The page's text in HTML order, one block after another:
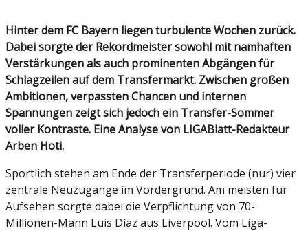
Hinter dem FC Bayern liegen turbulente Wochen zurück.
Dabei sorgte der Rekordmeister sowohl mit namhaften
Verstärkungen als auch prominenten Abgängen für
Schlagzeilen auf dem Transfermarkt. Zwischen großen
Ambitionen, verpassten Chancen und internen
Spannungen zeigt sich jedoch ein Transfer-Sommer
voller Kontraste. Eine Analyse von LIGABlatt-Redakteur
Arben Hoti.
Sportlich stehen am Ende der Transferperiode (nur) vier
zentrale Neuzugänge im Vordergrund. Am meisten für
Aufsehen sorgte dabei die Verpflichtung von 70-
Millionen-Mann Luis Díaz aus Liverpool. Vom Liga-